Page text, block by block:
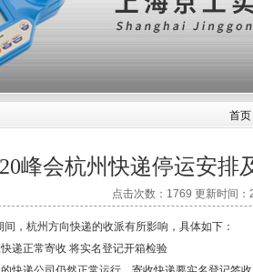
首页
峰会杭州快递停运安排
点击次数：1769 更新时间
，杭州方向快递的收派有所影响，具体如下：
正常寄收 将实名登记开箱检验